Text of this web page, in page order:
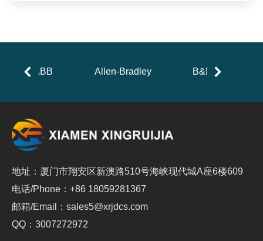
ABB Allen-Bradley B&R
地址：厦门市翔安区新澳路510号海峡现代城A座6楼609
电话/Phone：+86 18059281367
邮箱/Email：sales5@xrjdcs.com
QQ：3007272972